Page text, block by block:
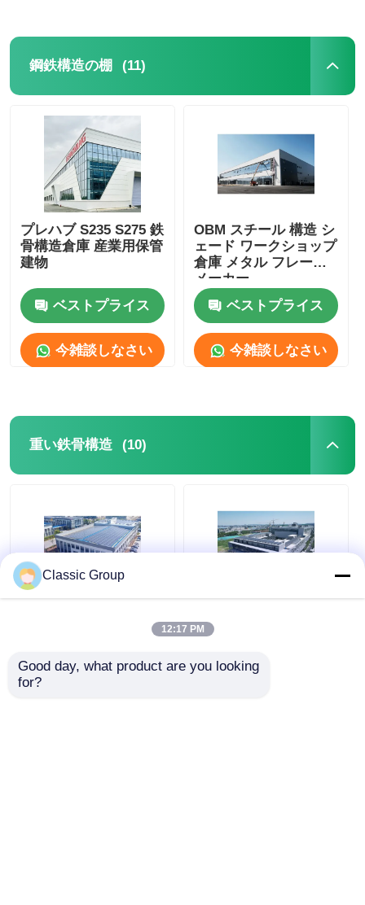
鋼鉄構造の棚 (11)
プレハブ S235 S275 鉄
骨構造倉庫 産業用保管
建物
ベストプライス
今雑談しなさい
OBM スチール 構造 シ
ェード ワークショップ
倉庫 メタル フレーム
メーカー
ベストプライス
今雑談しなさい
重い鉄骨構造 (10)
リック 鉄鋼 金属 構造
モジュール型 オーダー
メイド
鋼構造 地震耐性
Classic Group
12:17 PM
Good day, what product are you looking
for?